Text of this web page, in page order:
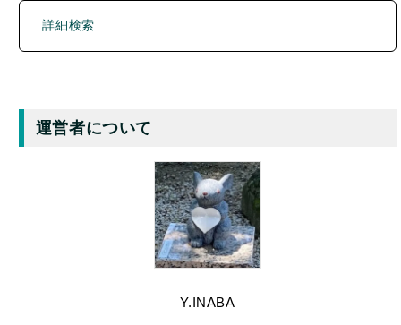
運営者について
Y.INABA
色々なものと出会い、巡り、知り、記録することが好き。